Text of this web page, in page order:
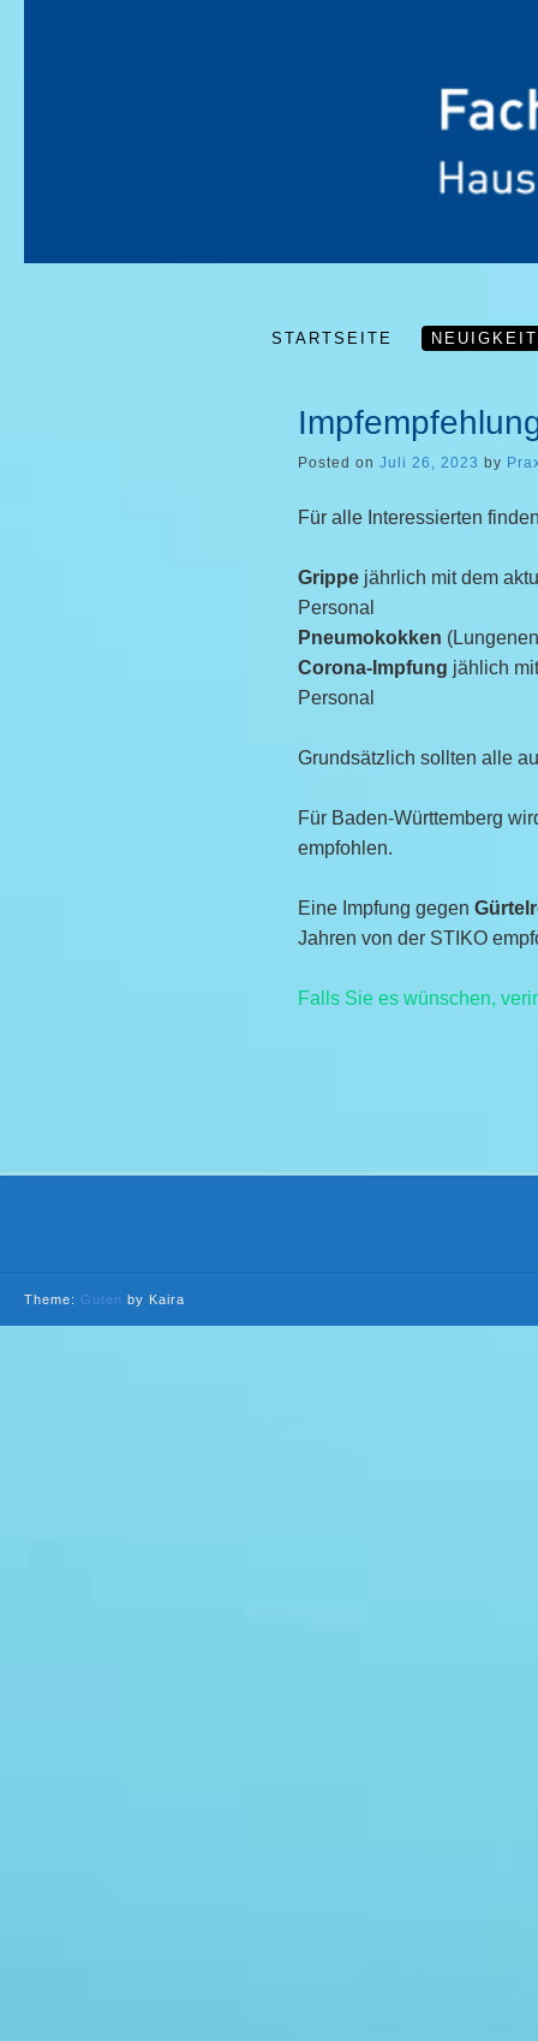
STARTSEITE
Posted on Juli 26, 2023 by
Für alle Interessierten
Grippe jährlich mit dem
Personal
Pneumokokken
Corona-Impfung jählich
Personal
Grundsätzlich sollten alle
Für Baden-Württemberg
empfohlen.
Eine Impfung gegen
Jahren von der STIKO
Falls Sie es wünschen,
Theme: Guten by Kaira